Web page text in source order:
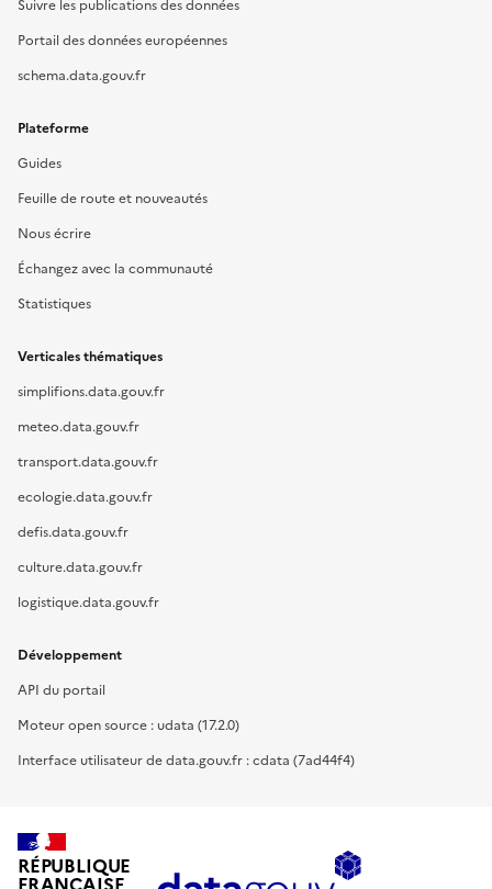
Suivre les publications des données
Portail des données européennes
schema.data.gouv.fr
Plateforme
Guides
Feuille de route et nouveautés
Nous écrire
Échangez avec la communauté
Statistiques
Verticales thématiques
simplifions.data.gouv.fr
meteo.data.gouv.fr
transport.data.gouv.fr
ecologie.data.gouv.fr
defis.data.gouv.fr
culture.data.gouv.fr
logistique.data.gouv.fr
Développement
API du portail
Moteur open source : udata (17.2.0)
Interface utilisateur de data.gouv.fr : cdata (7ad44f4)
RÉPUBLIQUE